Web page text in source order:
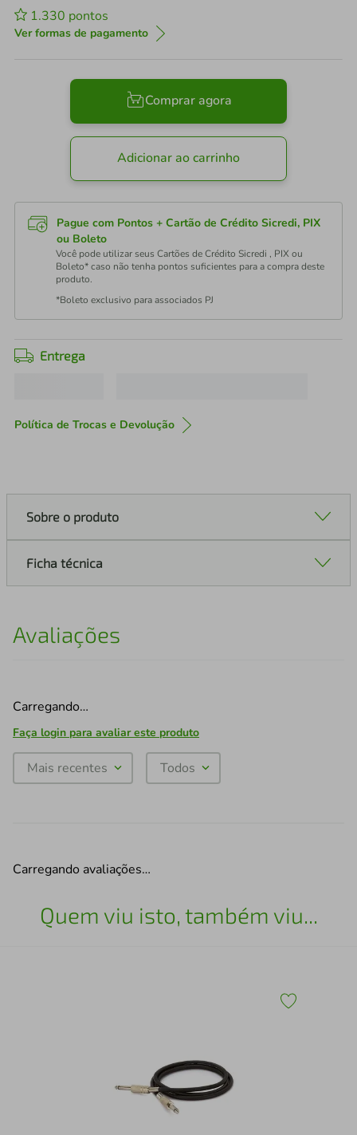
1.330 pontos
Ver formas de pagamento
Comprar agora
Adicionar ao carrinho
Pague com Pontos + Cartão de Crédito Sicredi, PIX
ou Boleto
Você pode utilizar seus Cartões de Crédito Sicredi , PIX ou
Boleto* caso não tenha pontos suficientes para a compra deste
produto.
*Boleto exclusivo para associados PJ
Entrega
Política de Trocas e Devolução
Sobre o produto
Ficha técnica
Avaliações
Carregando…
Faça login para avaliar este produto
Mais recentes Todos
Carregando avaliações…
Quem viu isto, também viu...